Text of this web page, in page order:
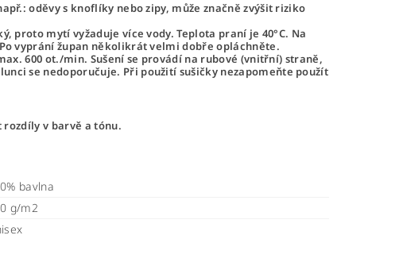
oděvy s knoflíky nebo zipy, může značně zvýšit riziko
proto mytí vyžaduje více vody. Teplota praní je 40°C. Na
vyprání župan několikrát velmi dobře opláchněte.
600 ot./min. Sušení se provádí na rubové (vnitřní) straně,
se nedoporučuje. Při použití sušičky nezapomeňte použít
v barvě a tónu.
bavlna
g/m2